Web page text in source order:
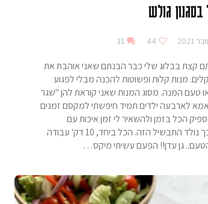
גולש
44
31
קצת בבלוג שלי כבר הבנתם שאני אוהבת את
מנות קלות ופשוטות להכנה מבלי לפגוע
טעם המנה. מסוג המנות שאני קוראת להן "שגר
לארבעה ילדים תמיד חיפשתי למקסם זמנים
הכל בזמן ולהשאיר לי זמן איכות עם
הילדים.כך נולד התבשיל הזה. הכל ביחד, 10 דק' עבודה
הטעם.. גן עדן!! הפעם עשיתי מיקס…